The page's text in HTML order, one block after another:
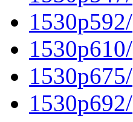
1530p592/
1530p610/
1530p675/
1530p692/